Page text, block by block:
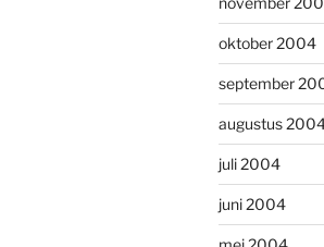
oktober 2004
september
augustus
juli 2004
juni 2004